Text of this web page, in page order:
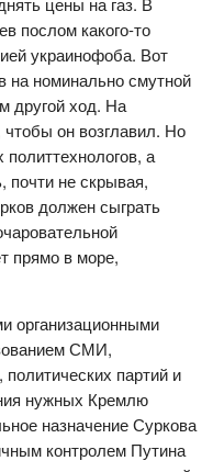
послом какого-то
украинофоба. Вот
на номинально смутной
другой ход. На
чтобы он возглавил. Но
а
почти не скрывая,
должен сыграть
прямо в море,
организационными
СМИ,
партий и
нужных Кремлю
назначение Суркова
контролем Путина